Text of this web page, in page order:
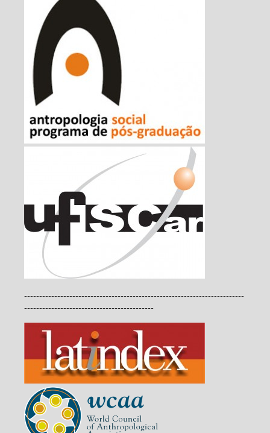
-------------------------------------------------------------------------
-------------------------------------------